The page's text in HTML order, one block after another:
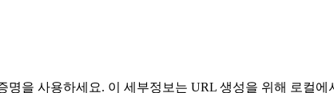
명을 사용하세요. 이 세부정보는 URL 생성을 위해 로컬